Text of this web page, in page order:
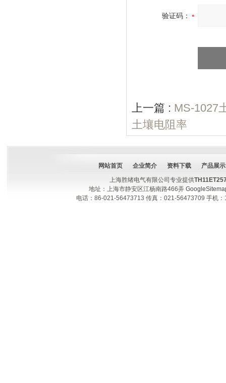
验证码：
上一篇 : MS-1027
土壤电阻率
网站首页 企业简介 资料下载
产品展示
上海胜绪电气有限公司专业提供
地址：上海市静安区江杨南路466弄
电话：86-021-56473713 传真：021-56473709 手机